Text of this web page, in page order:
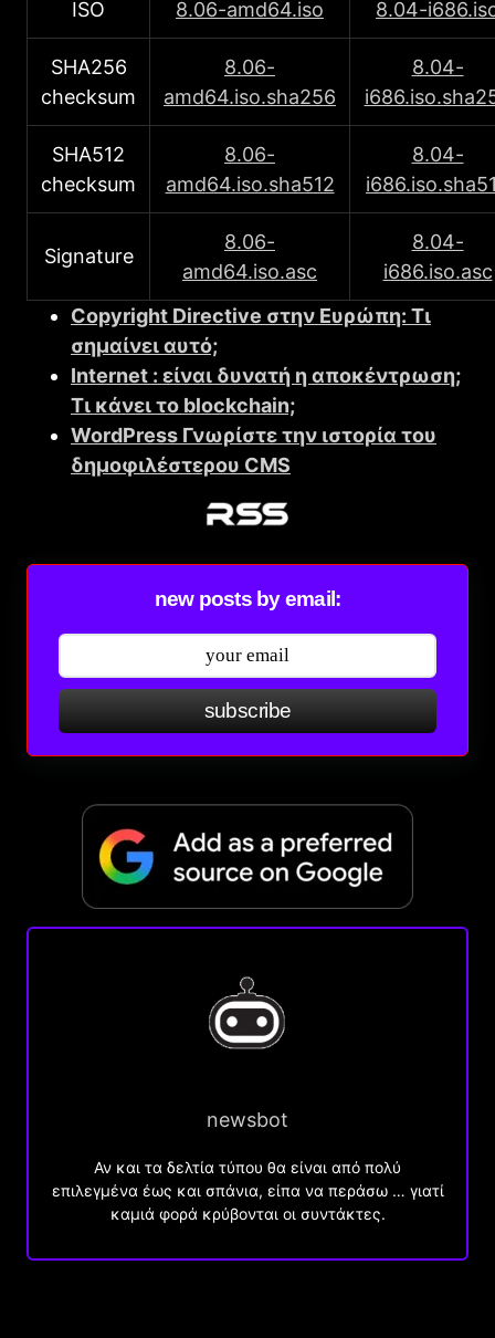
ISO 8.06-amd64.iso 8.04-
SHA256
checksum
8.06-
amd64.iso.sha256
8.04-
SHA512
checksum
8.06-
amd64.iso.sha512
8.04-
Signature
8.06-
amd64.iso.asc
8.04-
i686.iso.asc
Copyright Directive στην Ευρώπη: Τι
σημαίνει αυτό;
Internet : είναι δυνατή η αποκέντρωση;
Τι κάνει το blockchain;
WordPress Γνωρίστε την ιστορία του
δημοφιλέστερου CMS
new posts by email:
subscribe
newsbot
Αν και τα δελτία τύπου θα είναι από πολύ
επιλεγμένα έως και σπάνια, είπα να περάσω … γιατί
καμιά φορά κρύβονται οι συντάκτες.